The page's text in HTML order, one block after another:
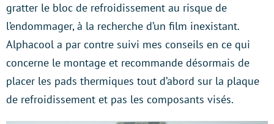
gratter le bloc de refroidissement au risque de
l’endommager, à la recherche d’un film inexistant.
Alphacool a par contre suivi mes conseils en ce qui
concerne le montage et recommande désormais de
placer les pads thermiques tout d’abord sur la plaque
de refroidissement et pas les composants visés.